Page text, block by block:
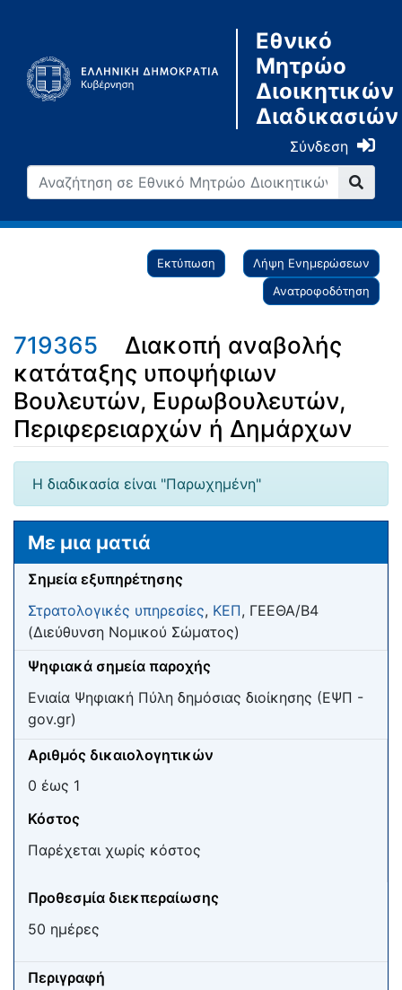
Εθνικό
Μητρώο
Διοικητικών
Διαδικασιών
Σύνδεση
Εκτύπωση
Λήψη Ενημερώσεων
Ανατροφοδότηση
719365
Διακοπή αναβολής
κατάταξης υποψήφιων
Βουλευτών, Ευρωβουλευτών,
Περιφερειαρχών ή Δημάρχων
Η διαδικασία είναι "Παρωχημένη"
Με μια ματιά
Σημεία εξυπηρέτησης
Στρατολογικές υπηρεσίες, ΚΕΠ, ΓΕΕΘΑ/Β4
(Διεύθυνση Νομικού Σώματος)
Ψηφιακά σημεία παροχής
Ενιαία Ψηφιακή Πύλη δημόσιας διοίκησης (ΕΨΠ -
gov.gr)
Αριθμός δικαιολογητικών
0 έως 1
Κόστος
Παρέχεται χωρίς κόστος
Προθεσμία διεκπεραίωσης
50 ημέρες
Περιγραφή